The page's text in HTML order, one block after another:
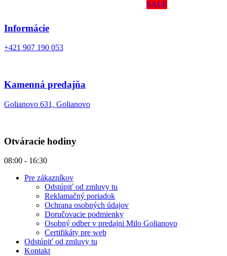
Informácie
+421 907 190 053
Kamenná predajňa
Golianovo 631, Golianovo
Otváracie hodiny
08:00 - 16:30
Pre zákazníkov
Odstúpiť od zmluvy tu
Reklamačný poriadok
Ochrana osobných údajov
Doručovacie podmienky
Osobný odber v predajni Milo Golianovo
Certifikáty pre web
Odstúpiť od zmluvy tu
Kontakt
SALE